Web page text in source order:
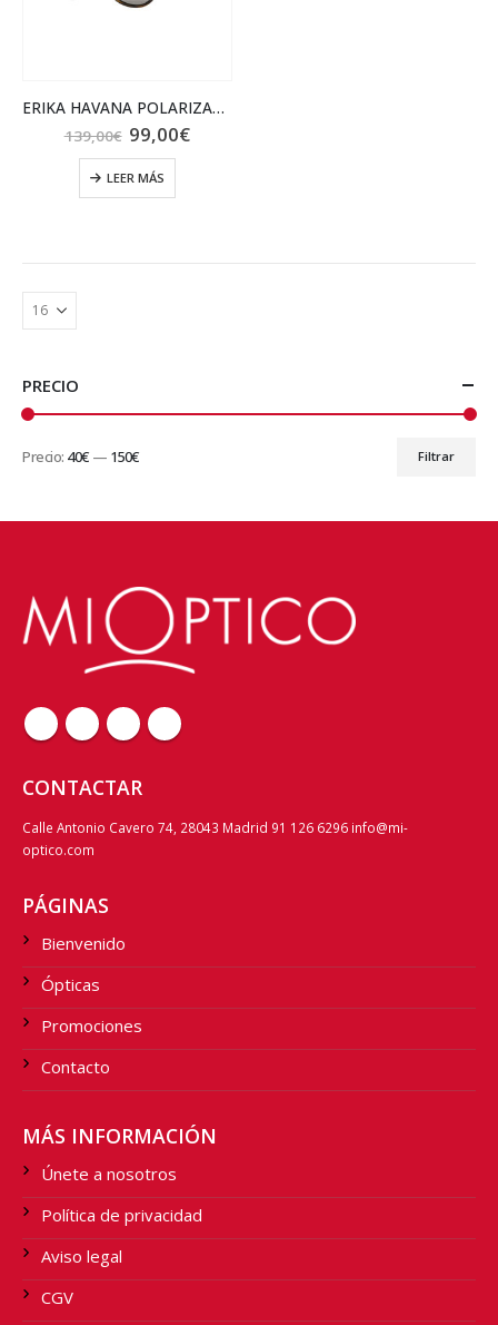
ERIKA HAVANA POLARIZADA
139,00€ El
precio
original
era:
139,00€.
99,00€El
LEER MÁS
PRECIO
Filtrar
Precio: 40€ — 150€
CONTACTAR
Calle Antonio Cavero 74, 28043 Madrid 91 126 6296 info@mi-
optico.com
PÁGINAS
Bienvenido
Ópticas
Promociones
Contacto
MÁS INFORMACIÓN
Únete a nosotros
Política de privacidad
Aviso legal
CGV